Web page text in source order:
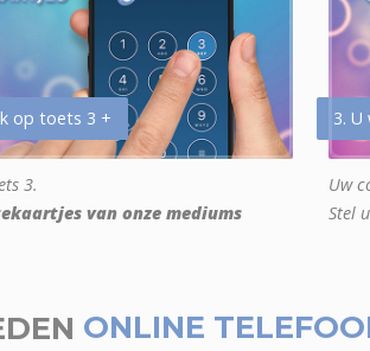
op toets 3 +
3.
van onze mediums
3.
Uw
Stel
ONLINE